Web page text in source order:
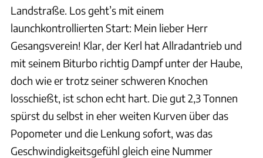
Landstraße. Los geht’s mit einem
launchkontrollierten Start: Mein lieber Herr
Gesangsverein! Klar, der Kerl hat Allradantrieb und
mit seinem Biturbo richtig Dampf unter der Haube,
doch wie er trotz seiner schweren Knochen
losschießt, ist schon echt hart. Die gut 2,3 Tonnen
spürst du selbst in eher weiten Kurven über das
Popometer und die Lenkung sofort, was das
Geschwindigkeitsgefühl gleich eine Nummer